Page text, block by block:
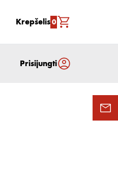
Krepšelis0
Prisijungti